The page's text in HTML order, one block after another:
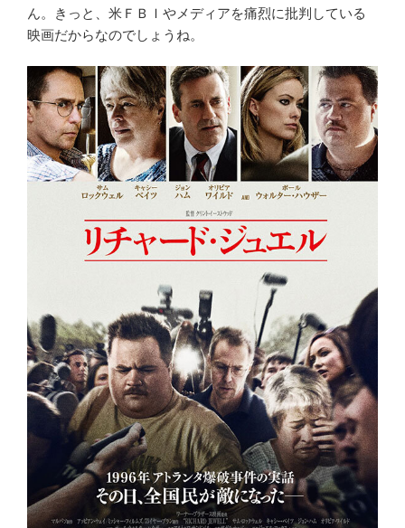
ん。きっと、米ＦＢＩやメディアを痛烈に批判している
映画だからなのでしょうね。